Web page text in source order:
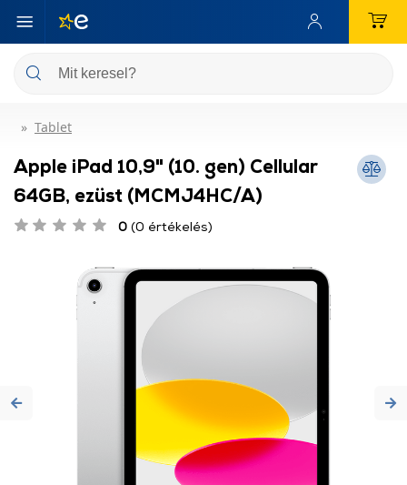
Tablet
Apple iPad 10,9" (10. gen) Cellular
64GB, ezüst (MCMJ4HC/A)
0 (0 értékelés)
Previous